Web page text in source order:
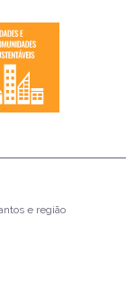
e região